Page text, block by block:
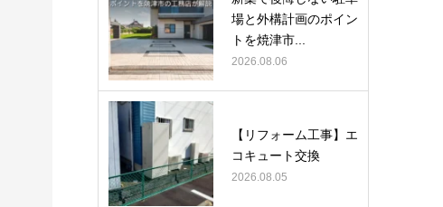
場と外構計画のポイン
トを焼津市...
2026.08.06
【リフォーム工事】エ
コキュート交換
2026.08.05